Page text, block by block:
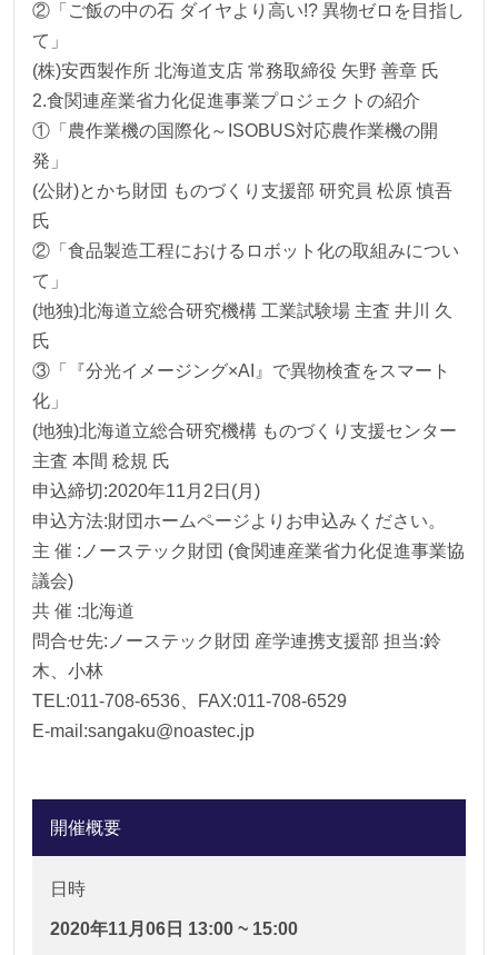
②「ご飯の中の石 ダイヤより高い!? 異物ゼロを目指し
て」
(株)安西製作所 北海道支店 常務取締役 矢野 善章 氏
2.食関連産業省力化促進事業プロジェクトの紹介
①「農作業機の国際化～ISOBUS対応農作業機の開
発」
(公財)とかち財団 ものづくり支援部 研究員 松原 慎吾
氏
②「食品製造工程におけるロボット化の取組みについ
て」
(地独)北海道立総合研究機構 工業試験場 主査 井川 久
氏
③「『分光イメージング×AI』で異物検査をスマート
化」
(地独)北海道立総合研究機構 ものづくり支援センター
主査 本間 稔規 氏
申込締切:2020年11月2日(月)
申込方法:財団ホームページよりお申込みください。
主 催 :ノーステック財団 (食関連産業省力化促進事業協
議会)
共 催 :北海道
問合せ先:ノーステック財団 産学連携支援部 担当:鈴
木、小林
TEL:011-708-6536、FAX:011-708-6529
E-mail:sangaku@noastec.jp
開催概要
日時
2020年11月06日 13:00 ~ 15:00